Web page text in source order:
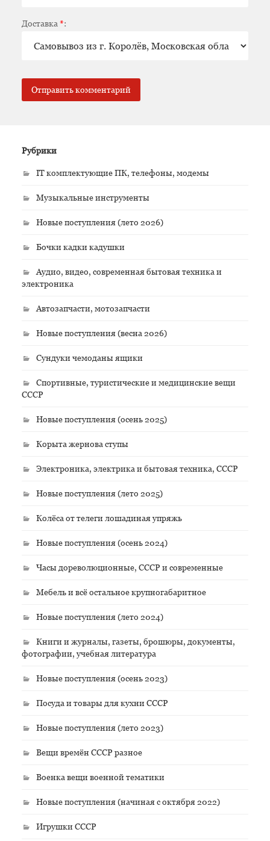
Доставка *:
Рубрики
IT комплектующие ПК, телефоны, модемы
Музыкальные инструменты
Новые поступления (лето 2026)
Бочки кадки кадушки
Аудио, видео, современная бытовая техника и
электроника
Автозапчасти, мотозапчасти
Новые поступления (весна 2026)
Сундуки чемоданы ящики
Спортивные, туристические и медицинские вещи
СССР
Новые поступления (осень 2025)
Корыта жернова ступы
Электроника, электрика и бытовая техника, СССР
Новые поступления (лето 2025)
Колёса от телеги лошадиная упряжь
Новые поступления (осень 2024)
Часы дореволюционные, СССР и современные
Мебель и всё остальное крупногабаритное
Новые поступления (лето 2024)
Книги и журналы, газеты, брошюры, документы,
фотографии, учебная литература
Новые поступления (осень 2023)
Посуда и товары для кухни СССР
Новые поступления (лето 2023)
Вещи времён СССР разное
Военка вещи военной тематики
Новые поступления (начиная с октября 2022)
Игрушки СССР